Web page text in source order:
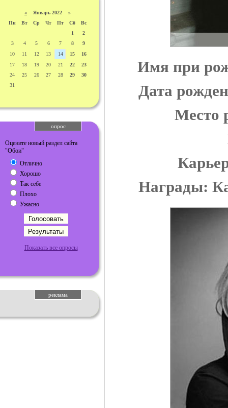
« Январь 2022 »
Пн
Вт Ср Чт Пт Сб
Вс
1
2
3
4 5 6 7 8
9
10
11 12 13 14 15
16
17
18 19 20 21 22
23
24
25 26 27 28 29
30
31
опрос
Оцените новый раздел сайта
"Обои"
Отлично
Хорошо
Так себе
Плохо
Ужасно
Показать все опросы
реклама
Имя при
Дата
Место
Награды: